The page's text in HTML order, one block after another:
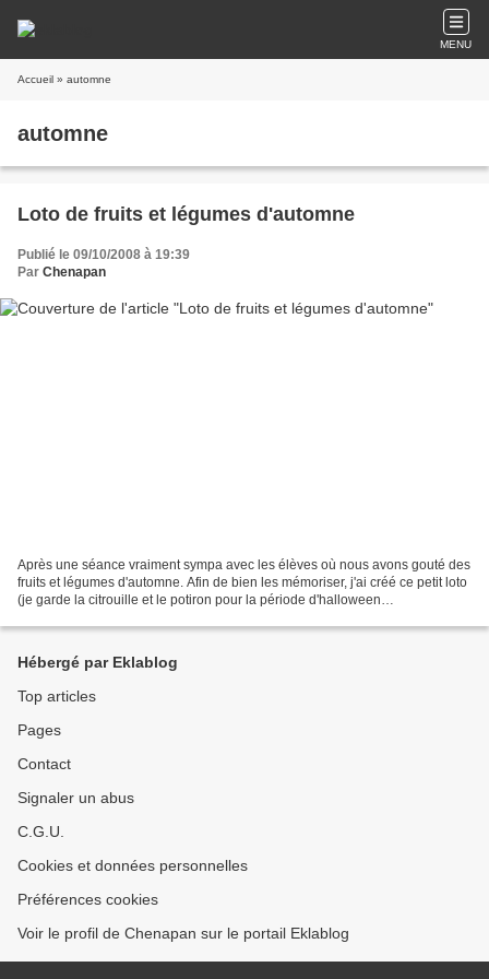
MENU
Accueil » automne
automne
Loto de fruits et légumes d'automne
Publié le 09/10/2008 à 19:39
Par Chenapan
Après une séance vraiment sympa avec les élèves où nous avons gouté des
fruits et légumes d'automne. Afin de bien les mémoriser, j'ai créé ce petit loto
(je garde la citrouille et le potiron pour la période d'halloween
Hébergé par Eklablog
Top articles
Pages
Contact
Signaler un abus
C.G.U.
Cookies et données personnelles
Préférences cookies
Voir le profil de Chenapan sur le portail Eklablog